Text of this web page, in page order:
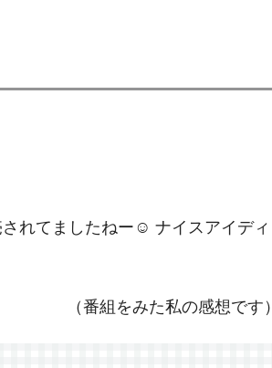
れてましたねー☺️ ナイスアイディ
（番組をみた私の感想です）